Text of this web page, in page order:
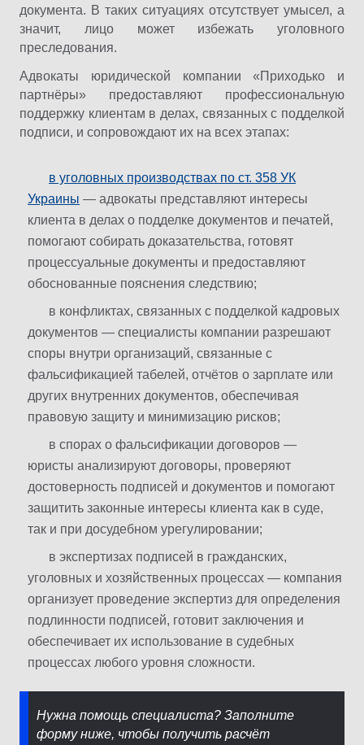
документа. В таких ситуациях отсутствует умысел, а
значит, лицо может избежать уголовного
преследования.
Адвокаты юридической компании «Приходько и
партнёры» предоставляют профессиональную
поддержку клиентам в делах, связанных с подделкой
подписи, и сопровождают их на всех этапах:
в уголовных производствах по ст. 358 УК
Украины — адвокаты представляют интересы
клиента в делах о подделке документов и печатей,
помогают собирать доказательства, готовят
процессуальные документы и предоставляют
обоснованные пояснения следствию;
в конфликтах, связанных с подделкой кадровых
документов — специалисты компании разрешают
споры внутри организаций, связанные с
фальсификацией табелей, отчётов о зарплате или
других внутренних документов, обеспечивая
правовую защиту и минимизацию рисков;
в спорах о фальсификации договоров —
юристы анализируют договоры, проверяют
достоверность подписей и документов и помогают
защитить законные интересы клиента как в суде,
так и при досудебном урегулировании;
в экспертизах подписей в гражданских,
уголовных и хозяйственных процессах — компания
организует проведение экспертиз для определения
подлинности подписей, готовит заключения и
обеспечивает их использование в судебных
процессах любого уровня сложности.
Нужна помощь специалиста? Заполните
форму ниже, чтобы получить расчёт